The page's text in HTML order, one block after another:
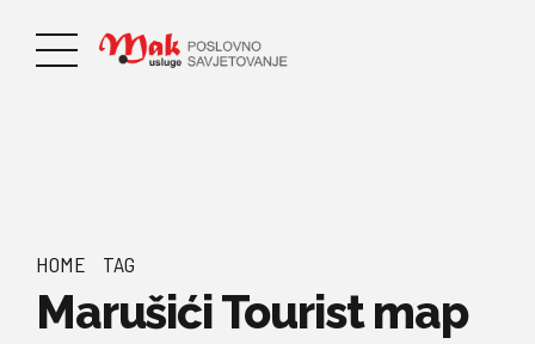
HOME TAG
Marušići Tourist map